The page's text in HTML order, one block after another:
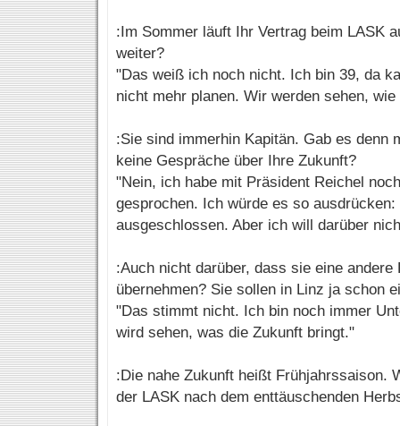
:Im Sommer läuft Ihr Vertrag beim LASK
weiter?
"Das weiß ich noch nicht. Ich bin 39, da
nicht mehr planen. Wir werden sehen,
:Sie sind immerhin Kapitän. Gab es denn
keine Gespräche über Ihre Zukunft?
"Nein, ich habe mit Präsident Reichel
gesprochen. Ich würde es so
ausgeschlossen. Aber ich will darüber
:Auch nicht darüber, dass sie eine andere
übernehmen? Sie sollen in Linz ja schon
"Das stimmt nicht. Ich bin noch immer
wird sehen, was die Zukunft bringt."
:Die nahe Zukunft heißt Frühjahrssaison.
der LASK nach dem enttäuschenden